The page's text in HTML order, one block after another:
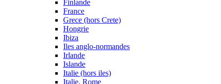
Finlande
France
Grece (hors Crete)
Hongrie
Ibiza
Iles anglo-normandes
Irlande
Islande
Italie (hors iles)
Italie, Rome